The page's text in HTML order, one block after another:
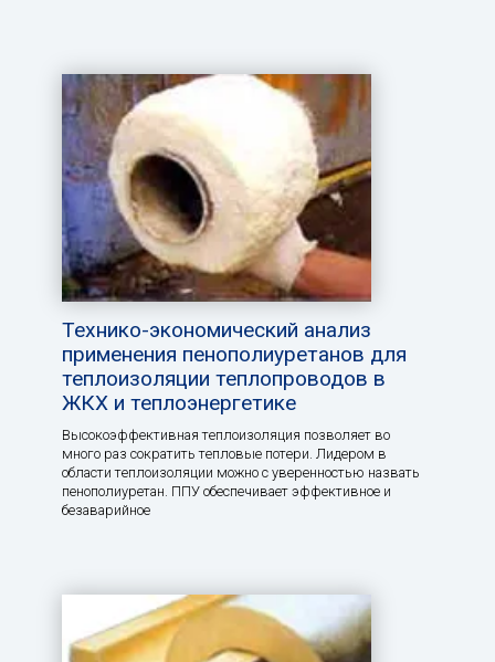
Технико-экономический анализ
применения пенополиуретанов для
теплоизоляции теплопроводов в
ЖКХ и теплоэнергетике
Высокоэффективная теплоизоляция позволяет во
много раз сократить тепловые потери. Лидером в
области теплоизоляции можно с уверенностью назвать
пенополиуретан. ППУ обеспечивает эффективное и
безаварийное